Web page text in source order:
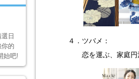
日
的
始吧!
４．ツバメ：
恋を運ぶ、家庭円